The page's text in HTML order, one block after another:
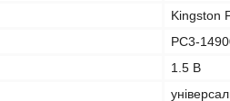
Kingston
PC3-
1.5 В